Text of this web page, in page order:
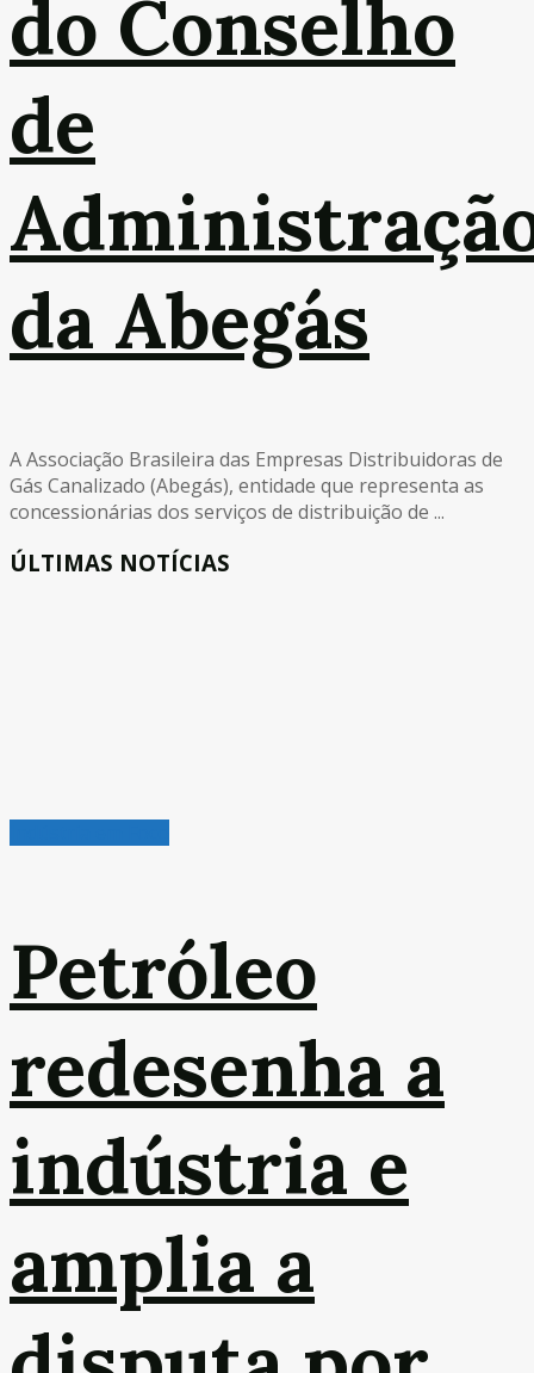
do Conselho
de
da Abegás
A Associação Brasileira das Empresas Distribuidoras de
Gás Canalizado (Abegás), entidade que representa as
concessionárias dos serviços de distribuição de ...
ÚLTIMAS NOTÍCIAS
Petróleo
redesenha a
indústria e
amplia a